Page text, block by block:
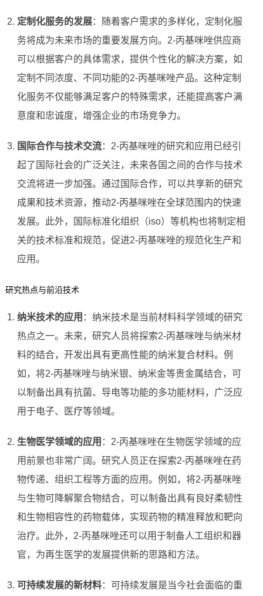
定制化服务的发展：随着客户需求的多样化，定制化服
务将成为未来市场的重要发展方向。2-丙基咪唑供应商
可以根据客户的具体需求，提供个性化的解决方案，如
定制不同浓度、不同功能的2-丙基咪唑产品。这种定制
化服务不仅能够满足客户的特殊需求，还能提高客户满
意度和忠诚度，增强企业的市场竞争力。
国际合作与技术交流：2-丙基咪唑的研究和应用已经引
起了国际社会的广泛关注，未来各国之间的合作与技术
交流将进一步加强。通过国际合作，可以共享新的研究
成果和技术资源，推动2-丙基咪唑在全球范围内的快速
发展。此外，国际标准化组织（iso）等机构也将制定相
关的技术标准和规范，促进2-丙基咪唑的规范化生产和
应用。
研究热点与前沿技术
纳米技术的应用 ：纳米技术是当前材料科学领域的研究
热点之一。未来，研究人员将探索2-丙基咪唑与纳米材
料的结合，开发出具有更高性能的纳米复合材料。例
如，将2-丙基咪唑与纳米银、纳米金等贵金属结合，可
以制备出具有抗菌、导电等功能的多功能材料，广泛应
用于电子、医疗等领域。
生物医学领域的应用 ：2-丙基咪唑在生物医学领域的应
用前景也非常广阔。研究人员正在探索2-丙基咪唑在药
物传递、组织工程等方面的应用。例如，将2-丙基咪唑
与生物可降解聚合物结合，可以制备出具有良好柔韧性
和生物相容性的药物载体，实现药物的精准释放和靶向
治疗。此外，2-丙基咪唑还可以用于制备人工组织和器
官，为再生医学的发展提供新的思路和方法。
可持续发展的新材料：可持续发展是当今社会面临的重